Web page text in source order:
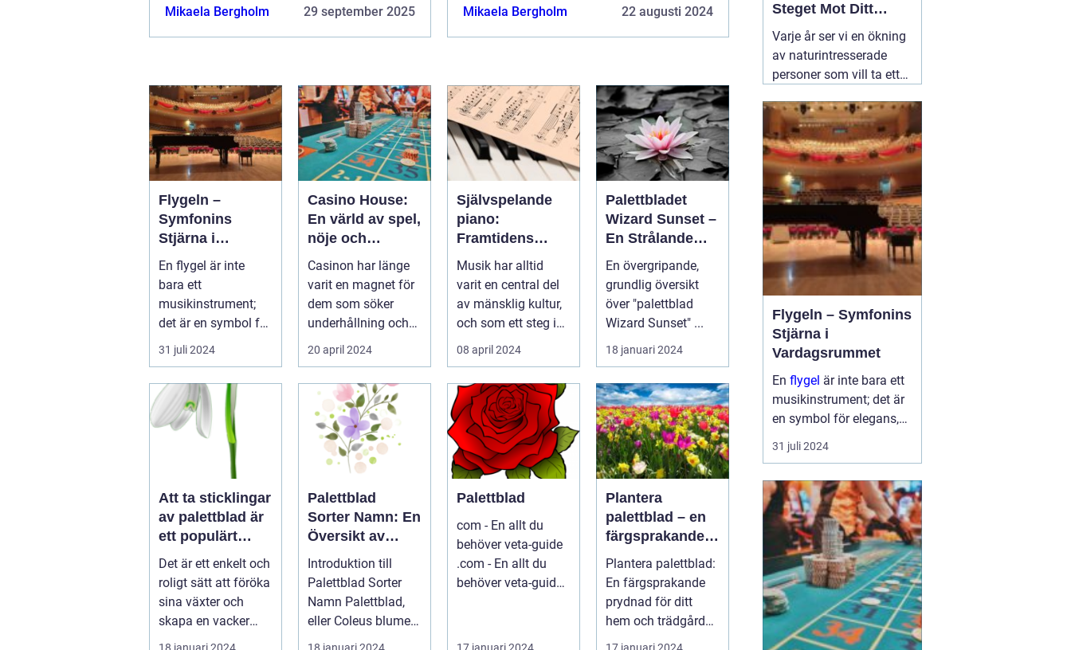
Mikaela Bergholm 29 september 2025 Mikaela Bergholm 22 augusti 2024
Flygeln –
Symfonins
Stjärna i
Vardagsrummet
En flygel är inte
bara ett
musikinstrument;
det är en symbol för
elegans, kulturelt
a...
31 juli 2024
Casino House:
En värld av spel,
nöje och
spänning
Casinon har länge
varit en magnet för
dem som söker
underhållning och
en chans ...
20 april 2024
Självspelande
piano:
Framtidens
musikupplevels
Musik har alltid
varit en central del
av mänsklig kultur,
och som ett steg i
dess kontinuerliga...
08 april 2024
Palettbladet
Wizard Sunset –
En Strålande
Fördelning av
Färger
En övergripande,
grundlig översikt
över "palettblad
Wizard Sunset" ...
18 januari 2024
Att ta sticklingar
av palettblad är
ett populärt
hobbyprojekt för
många
trädgårdsentusi
aster
Det är ett enkelt och
roligt sätt att föröka
sina växter och
skapa en vacker
grön omgivning. I
18 januari 2024
Palettblad
Sorter Namn: En
Översikt av
Olika Variationer
och Egenskaper
Introduktion till
Palettblad Sorter
Namn Palettblad,
eller Coleus blumei
som det
18 januari 2024
Palettblad
com - En allt du
behöver veta-guide
.com - En allt du
behöver veta-guide
17 januari 2024
Plantera
palettblad – en
färgsprakande
prydnad för ditt
hem och
trädgård
Plantera palettblad:
En färgsprakande
prydnad för ditt
hem och trädgård
Inledning Palettblad
17 januari 2024
Steget Mot Ditt
Jägarliv
Varje år ser vi en ökning
av naturintresserade
personer som vill ta ett
fantastiska upplevelser
som jakt erbjuder. En
viktig del i detta är22
augusti 2024
Flygeln – Symfonins
Stjärna i
Vardagsrummet
En flygel är inte bara ett
musikinstrument; det är
en symbol för elegans,
kulturelt arv och passion
för musik. Det
instrumentet har
f&oum...
31 juli 2024